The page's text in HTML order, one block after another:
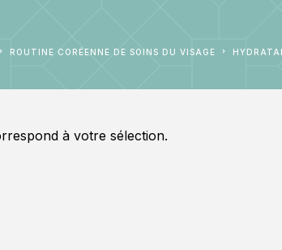
ROUTINE CORÉENNE DE SOINS DU VISAGE
à votre sélection.